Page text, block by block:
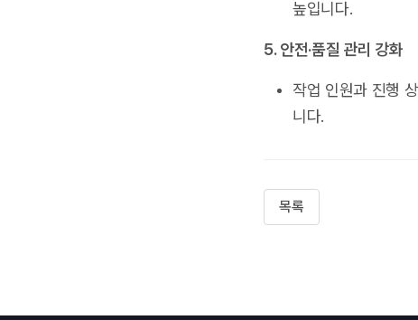
높입니다.
5. 안전·품질 관리 강화
작업 인원과 진행
니다.
목록